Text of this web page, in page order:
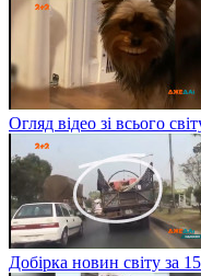
Огляд відео зі всього
Добірка новин світу за